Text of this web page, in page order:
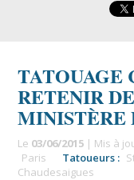
TATOUAGE
RETENIR
MINISTÈRE
Le 03/06/2015 | Mis à
Paris
Tatoueurs :
Chaudesaigues